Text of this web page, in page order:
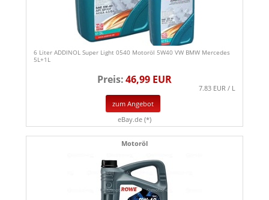
6 Liter ADDINOL Super Light 0540 Motoröl 5W40 VW BMW Mercedes
5L+1L
Preis:46,99 EUR
7.83 EUR / L
zum Angebot
eBay.de (*)
Motoröl